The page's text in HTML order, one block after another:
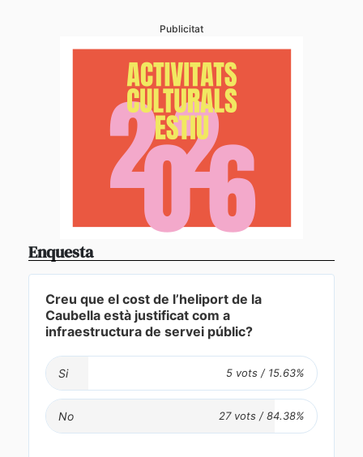
Publicitat
Enquesta
Creu que el cost de l’heliport de la
Caubella està justificat com a
infraestructura de servei públic?
Si
No